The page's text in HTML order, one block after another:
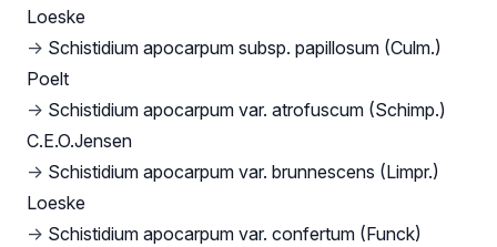
Loeske
→ Schistidium apocarpum subsp. papillosum (Culm.)
Poelt
→ Schistidium apocarpum var. atrofuscum (Schimp.)
C.E.O.Jensen
→ Schistidium apocarpum var. brunnescens (Limpr.)
Loeske
→ Schistidium apocarpum var. confertum (Funck)